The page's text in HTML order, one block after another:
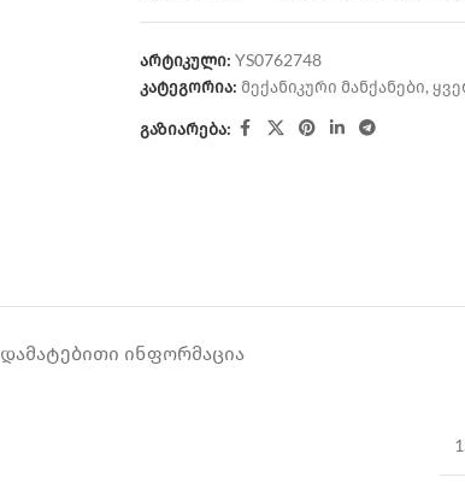
არტიკული: YS0762748
კატეგორია: მექანიკური მანქანები,
გაზიარება:
ᲓᲐᲛᲐᲢᲔᲑᲘᲗᲘ ᲘᲜᲤᲝᲠᲛᲐᲪᲘᲐ